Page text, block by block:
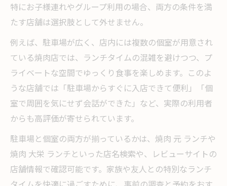
特にお子様連れやグループ利用の場合、両方の条件を満
たす店舗は選択肢として外せません。
例えば、駐車場が広く、店内には複数の個室が用意され
ている焼肉店では、ランチタイムの混雑を避けつつ、プ
ライベートな空間でゆっくり食事を楽しめます。このよ
うな店舗では「駐車場からすぐに入店できて便利」「個
室で周囲を気にせず会話ができた」など、実際の利用者
からも高評価が寄せられています。
駐車場と個室の両方が揃っているかは、焼肉 元 ランチや
焼肉 大栄 ランチといった店名検索や、レビューサイトの
店舗情報で確認可能です。家族や友人との特別なランチ